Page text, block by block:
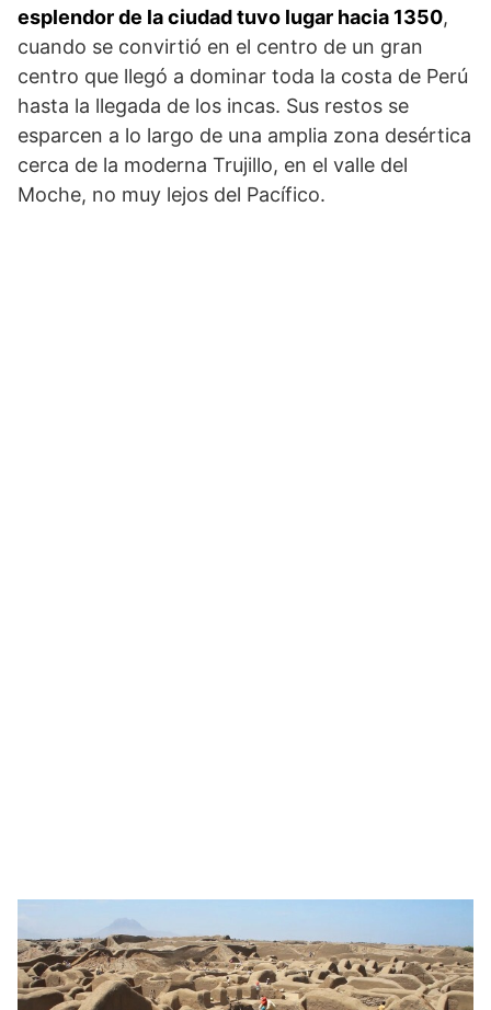
esplendor de la ciudad tuvo lugar hacia 1350,
cuando se convirtió en el cen­tro de un gran
centro que llegó a dominar toda la costa de Perú
hasta la llegada de los incas. Sus restos se
esparcen a lo largo de una amplia zona desértica
cerca de la moder­na Trujillo, en el valle del
Moche, no muy lejos del Pací­fico.